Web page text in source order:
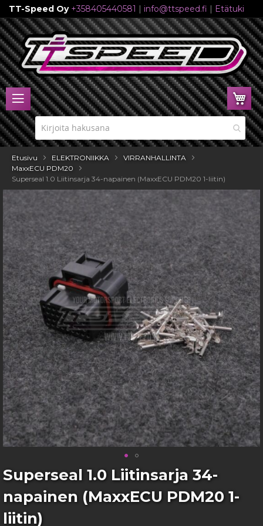
TT-Speed Oy +358405440581 | info@ttspeed.fi | Etätuki
Skip
to
Content
Etusivu ELEKTRONIIKKA
VIRRANHALLINTA
MaxxECU PDM20
Superseal 1.0 Liitinsarja 34-napainen (MaxxECU PDM20 1-liitin)
Skip
to
the
end
of
the
images
gallery
Skip
to
the
beginning
of
Superseal 1.0 Liitinsarja 34-
napainen (MaxxECU PDM20 1-
liitin)